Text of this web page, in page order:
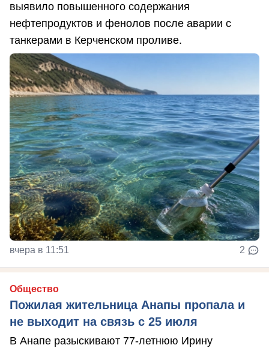
выявило повышенного содержания
нефтепродуктов и фенолов после аварии с
танкерами в Керченском проливе.
вчера в 11:51 2
Общество
Пожилая жительница Анапы пропала и
не выходит на связь с 25 июля
В Анапе разыскивают 77-летнюю Ирину